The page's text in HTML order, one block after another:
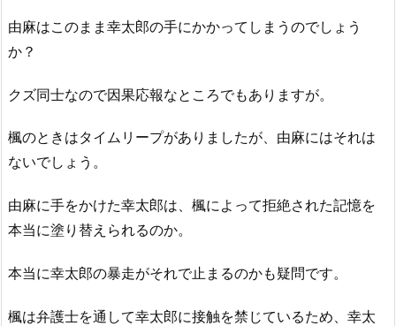
由麻はこのまま幸太郎の手にかかってしまうのでしょう
か？
クズ同士なので因果応報なところでもありますが。
楓のときはタイムリープがありましたが、由麻にはそれは
ないでしょう。
由麻に手をかけた幸太郎は、楓によって拒絶された記憶を
本当に塗り替えられるのか。
本当に幸太郎の暴走がそれで止まるのかも疑問です。
楓は弁護士を通して幸太郎に接触を禁じているため、幸太